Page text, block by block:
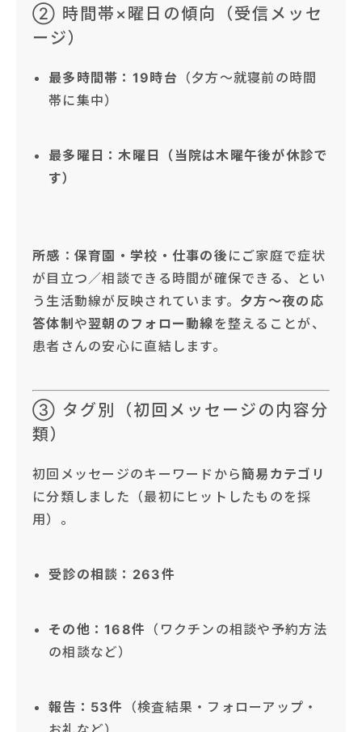
② 時間帯×曜日の傾向（受信メッセ
ージ）
最多時間帯：19時台 （夕方〜就寝前の時間
帯に集中）
最多曜日：木曜日（当院は木曜午後が休診で
す）
所感 ： 保育園・学校・仕事の後にご家庭で症状
が目立つ／相談できる時間が確保できる、とい
う生活動線が反映されています。 夕方〜夜の応
答体制 や翌朝のフォロー動線 を整えることが、
患者さんの安心に直結します。
③ タグ別（初回メッセージの内容分
類）
初回メッセージのキーワードから簡易カテゴリ
に分類しました（最初にヒットしたものを採
用）。
受診の相談：263件
その他：168件
（ワクチンの相談や予約方法
の相談など）
報告：53件
（検査結果・フォローアップ・